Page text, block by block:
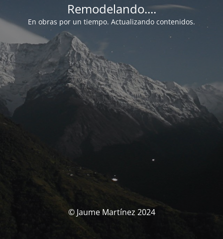
Remodelando....
En obras por un tiempo. Actualizando contenidos.
© Jaume Martínez 2024